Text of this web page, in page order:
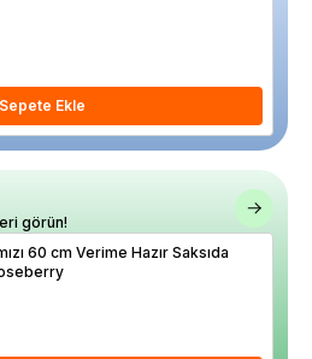
Sepete Ekle
görün!
60 cm Verime Hazır Saksıda